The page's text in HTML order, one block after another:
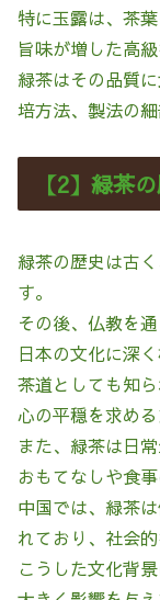
特に玉露は、茶
旨味が増した高
緑茶はその品質
培方法、製法の
【2】緑茶
緑茶の歴史は古
す。
その後、仏教を
日本の文化に深
茶道としても知
心の平穏を求め
また、緑茶は日
おもてなしや食
中国では、緑茶
れており、社会
こうした文化背